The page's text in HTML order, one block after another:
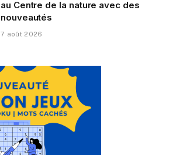
au Centre de la nature avec des
nouveautés
7 août 2026